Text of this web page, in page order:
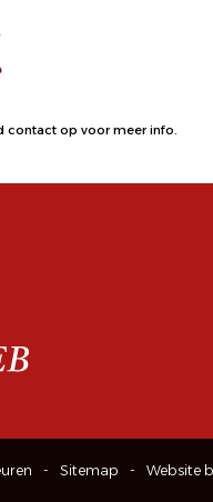
contact op voor meer info.
Sitemap Website